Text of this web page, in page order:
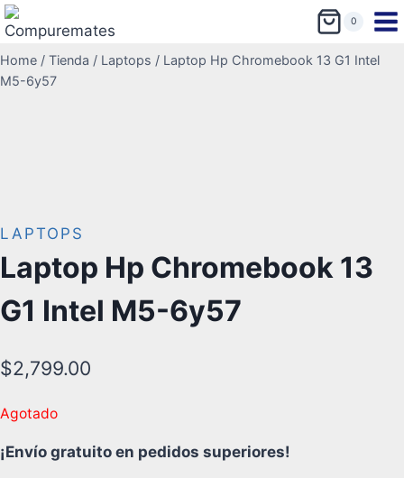
0
Home / Tienda / Laptops / Laptop Hp Chromebook 13 G1 Intel
M5-6y57
LAPTOPS
Laptop Hp Chromebook 13
G1 Intel M5-6y57
$2,799.00
Agotado
¡Envío gratuito en pedidos superiores!